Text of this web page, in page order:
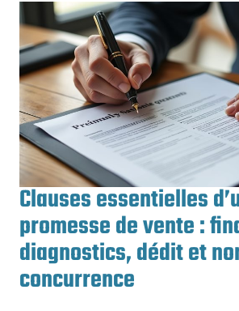
Clauses essentielles
promesse de vente :
diagnostics, dédit et
concurrence